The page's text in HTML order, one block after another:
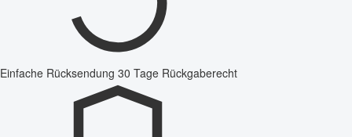
Einfache Rücksendung 30 Tage Rückgaberecht